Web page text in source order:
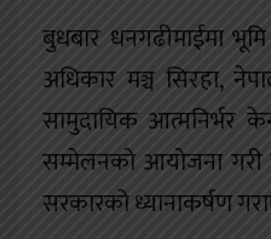
बुधबार धनगढीमाईमा
अधिकार मञ्च सिरहा,
सामुदायिक आत्मनिर्भर
सम्मेलनको आयोजना गरी
सरकारको ध्यानाकर्षण